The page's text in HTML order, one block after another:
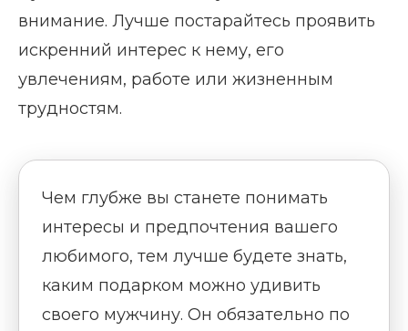
внимание. Лучше постарайтесь проявить
искренний интерес к нему, его
увлечениям, работе или жизненным
трудностям.
Чем глубже вы станете понимать
интересы и предпочтения вашего
любимого, тем лучше будете знать,
каким подарком можно удивить
своего мужчину. Он обязательно по